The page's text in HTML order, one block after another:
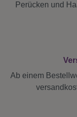
Perücken und
Ab einem